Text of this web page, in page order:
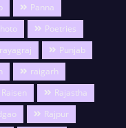
Panna
Poetries
Punjab
raigarh
Raisen
Rajastha
Rajpur